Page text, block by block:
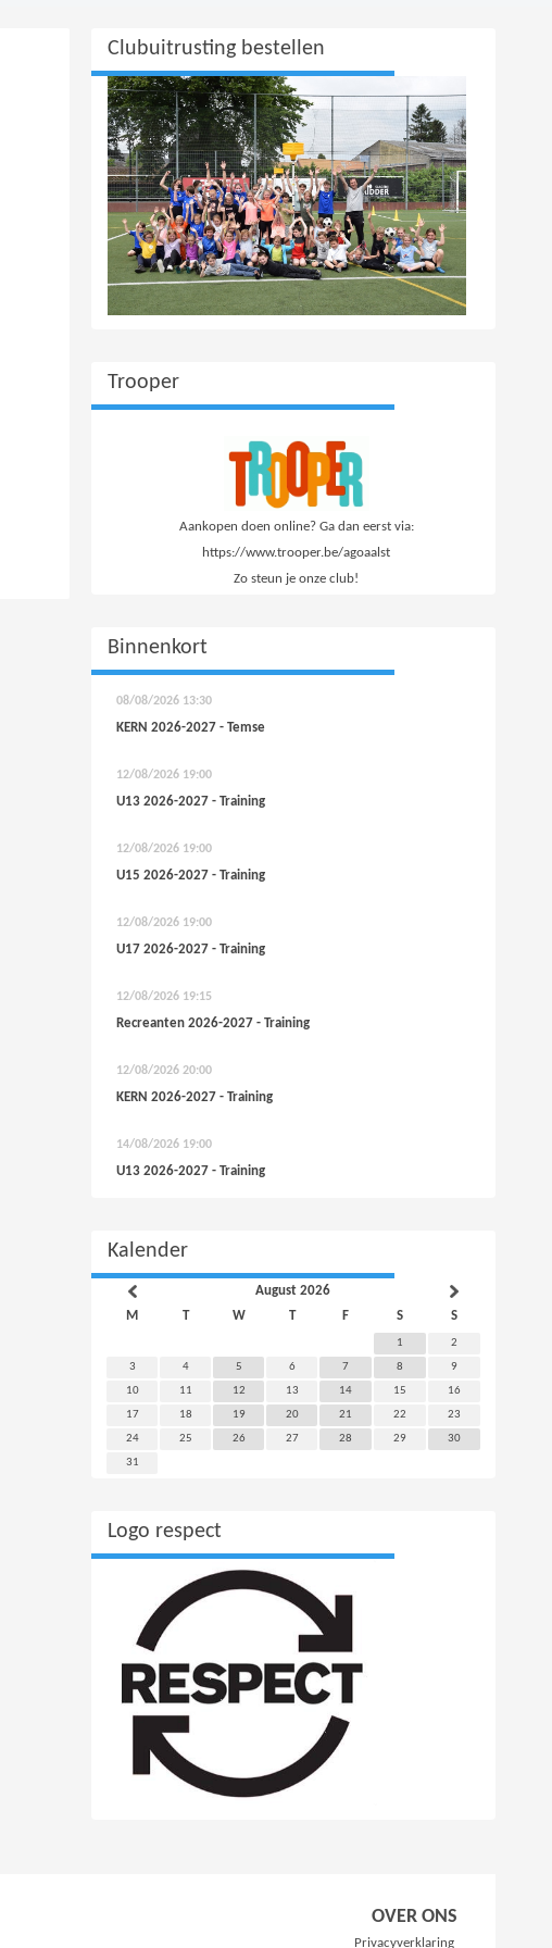
Clubuitrusting bestellen
Trooper
Aankopen doen online? Ga dan eerst via:
https://www.trooper.be/agoaalst
Zo steun je onze club!
Binnenkort
08/08/2026 13:30
KERN 2026-2027 - Temse
12/08/2026 19:00
U13 2026-2027 - Training
12/08/2026 19:00
U15 2026-2027 - Training
12/08/2026 19:00
U17 2026-2027 - Training
12/08/2026 19:15
Recreanten 2026-2027 - Training
12/08/2026 20:00
KERN 2026-2027 - Training
14/08/2026 19:00
U13 2026-2027 - Training
Kalender
August 2026
M
T W T F S S
1
2
3
4 5 6 7 8
9
10
11 12 13 14 15
16
17
18 19 20 21 22
23
24
25 26 27 28 29
30
31
Logo respect
OVER ONS
Privacyverklaring